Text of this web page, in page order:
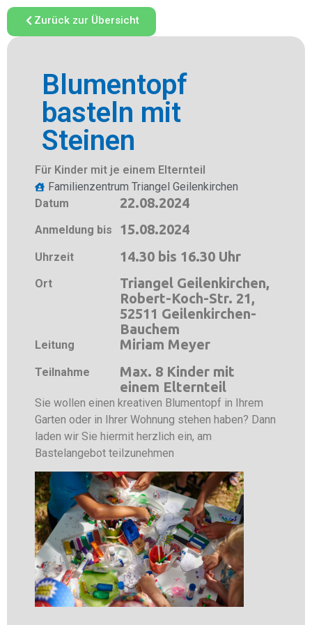
Zurück zur Übersicht
Blumentopf
basteln mit
Steinen
Für Kinder mit je einem Elternteil
Familienzentrum Triangel Geilenkirchen
Datum
22.08.2024
Anmeldung bis 15.08.2024
Uhrzeit 14.30 bis 16.30 Uhr
Ort
Triangel Geilenkirchen,
Robert-Koch-Str. 21,
52511 Geilenkirchen-
Bauchem
Leitung Miriam Meyer
Teilnahme
Max. 8 Kinder mit
einem Elternteil
Sie wollen einen kreativen Blumentopf in Ihrem
Garten oder in Ihrer Wohnung stehen haben? Dann
laden wir Sie hiermit herzlich ein, am
Bastelangebot teilzunehmen